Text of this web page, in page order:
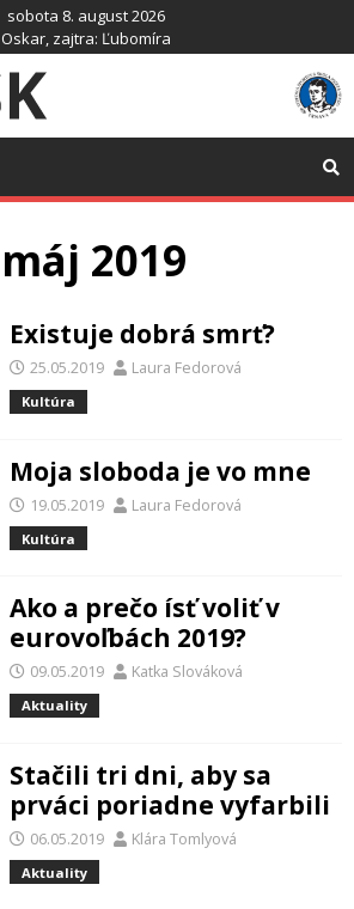
sobota 8. august 2026
Oskar , zajtra: Ľubomíra
máj 2019
Existuje dobrá smrť?
25.05.2019 Laura Fedorová
Kultúra
Moja sloboda je vo mne
19.05.2019 Laura Fedorová
Kultúra
Ako a prečo ísť voliť v
eurovoľbách 2019?
09.05.2019 Katka Slováková
Aktuality
Stačili tri dni, aby sa
prváci poriadne vyfarbili
06.05.2019 Klára Tomlyová
Aktuality